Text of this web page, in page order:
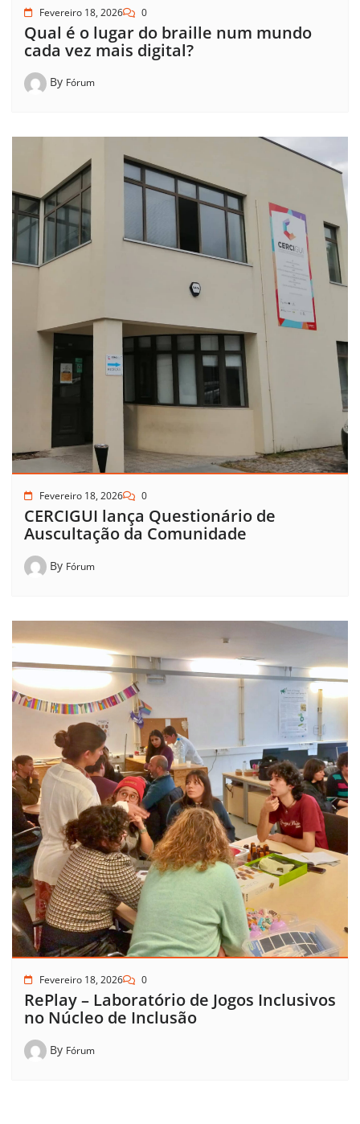
Fevereiro 18, 2026 0
Qual é o lugar do braille num mundo
cada vez mais digital?
By Fórum
Fevereiro 18, 2026 0
CERCIGUI lança Questionário de
Auscultação da Comunidade
By Fórum
Fevereiro 18, 2026 0
RePlay – Laboratório de Jogos Inclusivos
no Núcleo de Inclusão
By Fórum